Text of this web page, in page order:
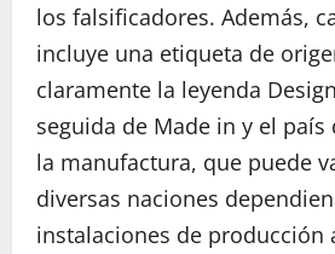
los falsificadores. Además,
incluye una etiqueta de
claramente la leyenda
seguida de Made in y el país
la manufactura, que puede
diversas naciones
instalaciones de producción